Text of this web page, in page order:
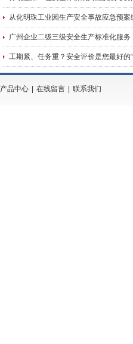
从化明珠工业园生产安全事故应急预案
广州企业二级三级安全生产标准化服务
工期紧、任务重？安全评价是您最好的“
产品中心 在线留言 联系我们